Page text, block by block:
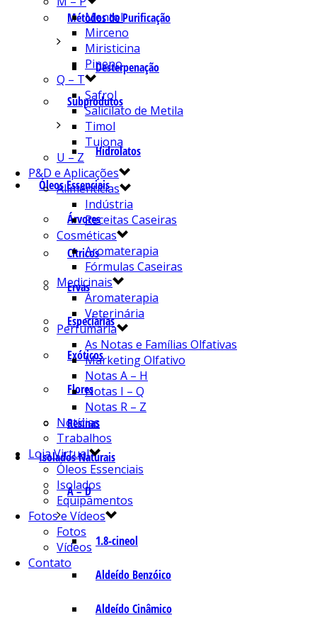
Métodos de Purificação
Desterpenação
Subprodutos
Hidrolatos
Óleos Essenciais
Árvores
Cítricos
Ervas
Especiarias
Exóticos
Flores
Resinas
Isolados Naturais
A – D
1.8-cineol
Aldeído Benzóico
Aldeído Cinâmico
Mentol
Mirceno
Miristicina
Pineno
Q – T
Safrol
Salicilato de Metila
Timol
Tujona
U – Z
P&D e Aplicações
Alimentícias
Indústria
Receitas Caseiras
Cosméticas
Aromaterapia
Fórmulas Caseiras
Medicinais
Aromaterapia
Veterinária
Perfumaria
As Notas e Famílias Olfativas
Marketing Olfativo
Notas A – H
Notas I – Q
Notas R – Z
Notícias
Trabalhos
Loja Virtual
Óleos Essenciais
Isolados
Equipamentos
Fotos e Vídeos
Fotos
Vídeos
Contato